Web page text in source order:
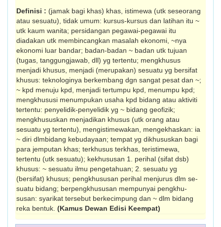
Definisi : (jamak bagi khas) khas, istimewa (utk seseorang
atau sesuatu), tidak umum: kursus-kursus dan latihan itu ~
utk kaum wanita; persidangan pegawai-pegawai itu
diadakan utk membincangkan masalah ekonomi, ~nya
ekonomi luar bandar; badan-badan ~ badan utk tujuan
(tugas, tanggungjawab, dll) yg tertentu; mengkhusus
menjadi khusus, menjadi (merupakan) sesuatu yg bersifat
khusus: teknologinya berkembang dgn sangat pesat dan ~;
~ kpd menuju kpd, menjadi tertumpu kpd, menumpu kpd;
mengkhususi menumpukan usaha kpd bidang atau aktiviti
tertentu: penyelidik-penyelidik yg ~ bidang geofizik;
mengkhususkan menjadikan khusus (utk orang atau
sesuatu yg tertentu), mengis­timewakan, mengekhaskan: ia
~ diri dlmbidang kebudayaan; tempat yg dikhususkan bagi
para jemputan khas; terkhusus terkhas, teristimewa,
tertentu (utk sesuatu); kekhususan 1. perihal (sifat dsb)
khusus: ~ sesuatu ilmu pengetahuan; 2. sesuatu yg
(bersifat) khusus; pengkhususan perihal menjurus dlm se­
suatu bidang; berpengkhususan mempunyai pengkhu­
susan: syarikat tersebut berkecimpung dan ~ dlm bidang
reka bentuk. (Kamus Dewan Edisi Keempat)